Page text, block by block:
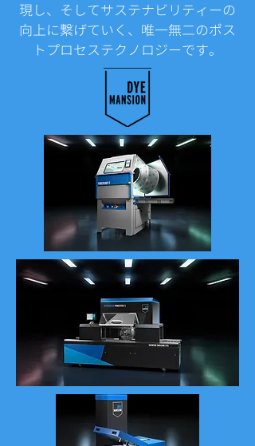
現し、そしてサステナビリティーの
向上に繋げていく、唯一無二のポス
トプロセステクノロジーです。